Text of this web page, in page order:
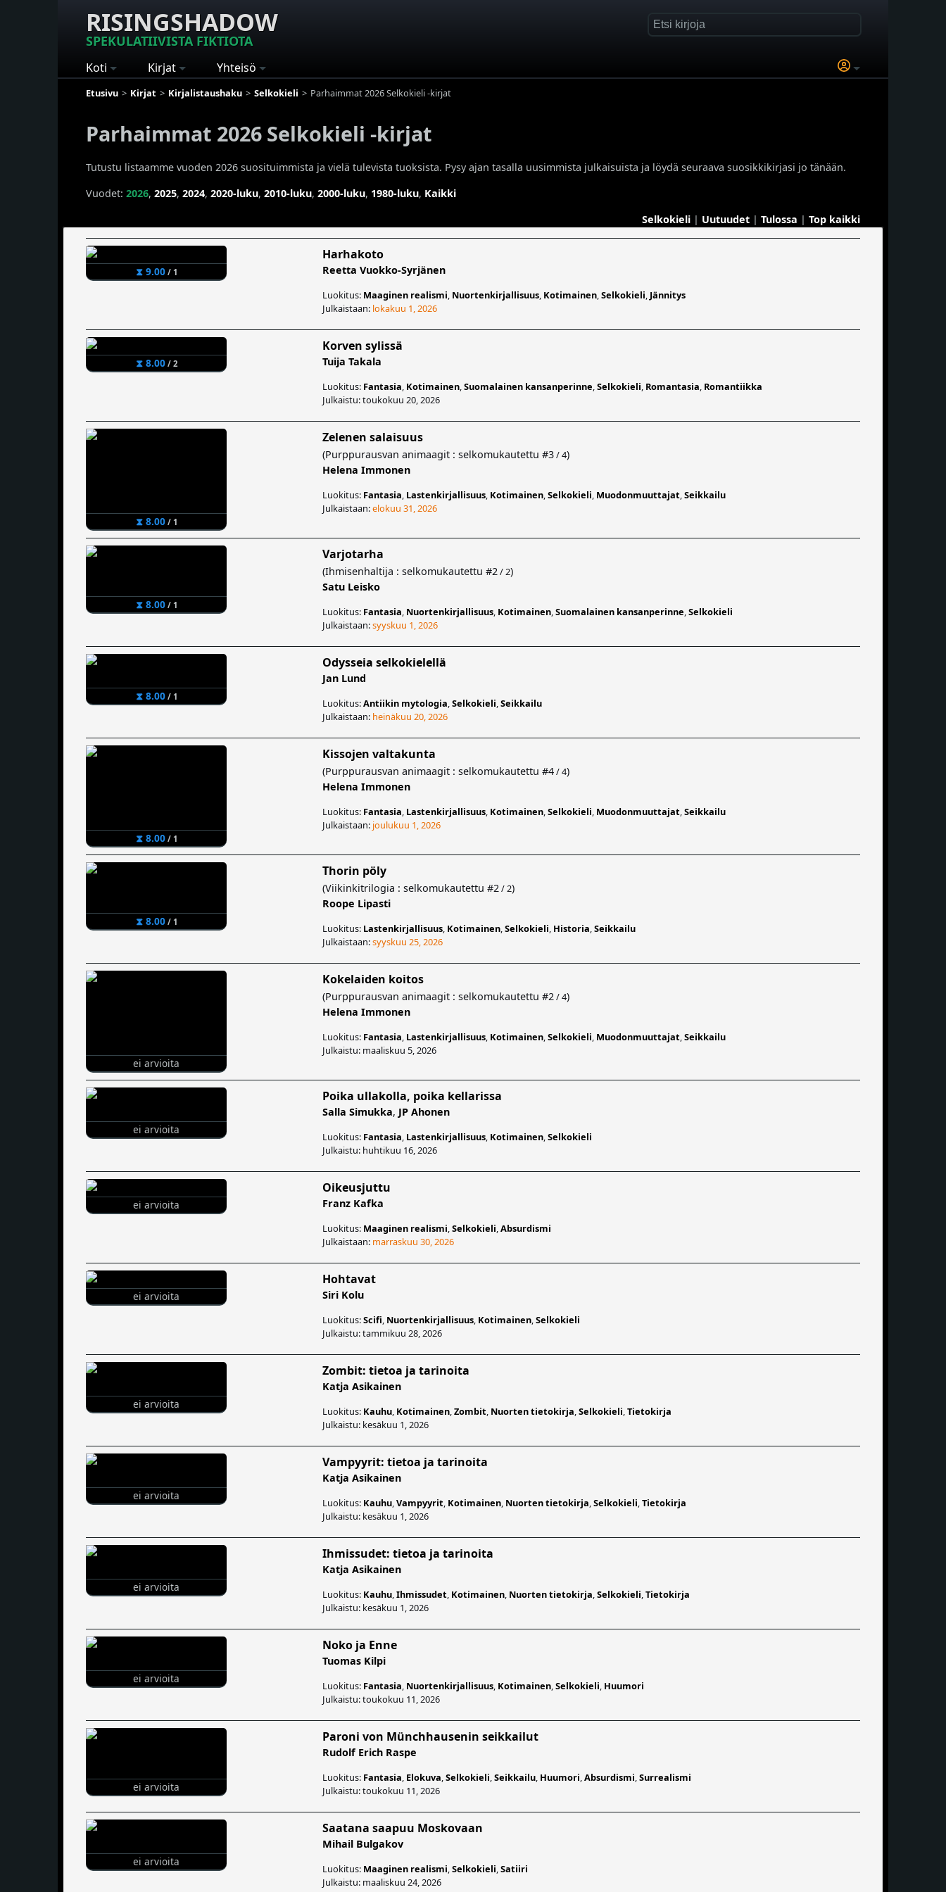
RISINGSHADOW
SPEKULATIIVISTA FIKTIOTA
Koti Kirjat Yhteisö
Etusivu Kirjat Kirjalistaushaku Selkokieli Parhaimmat 2026 Selkokieli -kirjat
Parhaimmat 2026 Selkokieli -kirjat
Tutustu listaamme vuoden 2026 suosituimmista ja vielä tulevista tuoksista. Pysy ajan tasalla uusimmista julkaisuista ja löydä seuraava suosikkikirjasi jo tänään.
Vuodet: 2026, 2025, 2024, 2020-luku, 2010-luku, 2000-luku, 1980-luku, Kaikki
Selkokieli | Uutuudet | Tulossa | Top kaikki
⧗ 9.00/ 1
Harhakoto
Reetta Vuokko-Syrjänen
Luokitus: Maaginen realismi, Nuortenkirjallisuus, Kotimainen,Selkokieli, Jännitys
Julkaistaan: lokakuu 1, 2026
⧗ 8.00/ 2
Korven sylissä
Tuija Takala
Luokitus: Fantasia, Kotimainen,Suomalainen kansanperinne,Selkokieli, Romantasia, Romantiikka
Julkaistu: toukokuu 20, 2026
⧗ 8.00/ 1
Zelenen salaisuus
(Purppurausvan animaagit : selkomukautettu #3/ 4)
Helena Immonen
Luokitus: Fantasia, Lastenkirjallisuus, Kotimainen,Selkokieli, Muodonmuuttajat,Seikkailu
Julkaistaan:elokuu 31, 2026
⧗ 8.00/ 1
Varjotarha
(Ihmisenhaltija : selkomukautettu #2 / 2)
Satu Leisko
Luokitus: Fantasia, Nuortenkirjallisuus, Kotimainen,Suomalainen kansanperinne,Selkokieli
Julkaistaan:syyskuu 1, 2026
⧗ 8.00/ 1
Odysseia selkokielellä
Jan Lund
Luokitus:Antiikin mytologia,Selkokieli,Seikkailu
Julkaistaan: heinäkuu 20, 2026
⧗ 8.00/ 1
Kissojen valtakunta
(Purppurausvan animaagit : selkomukautettu #4/ 4)
Helena Immonen
Luokitus: Fantasia, Lastenkirjallisuus, Kotimainen,Selkokieli, Muodonmuuttajat,Seikkailu
Julkaistaan: joulukuu 1, 2026
⧗ 8.00/ 1
Thorin pöly
(Viikinkitrilogia : selkomukautettu #2 / 2)
Roope Lipasti
Luokitus: Lastenkirjallisuus, Kotimainen,Selkokieli, Historia,Seikkailu
Julkaistaan:syyskuu 25, 2026
ei arvioita
Kokelaiden koitos
(Purppurausvan animaagit : selkomukautettu #2 / 4)
Helena Immonen
Luokitus: Fantasia, Lastenkirjallisuus, Kotimainen,Selkokieli, Muodonmuuttajat,Seikkailu
Julkaistu: maaliskuu 5, 2026
ei arvioita
Poika ullakolla, poika kellarissa
Salla Simukka, JP Ahonen
Luokitus: Fantasia, Lastenkirjallisuus, Kotimainen,Selkokieli
Julkaistu: huhtikuu 16, 2026
ei arvioita
Oikeusjuttu
Franz Kafka
Luokitus: Maaginen realismi,Selkokieli,Absurdismi
Julkaistaan: marraskuu 30, 2026
ei arvioita
Hohtavat
Siri Kolu
Luokitus:Scifi, Nuortenkirjallisuus, Kotimainen,Selkokieli
Julkaistu: tammikuu 28, 2026
ei arvioita
Zombit: tietoa ja tarinoita
Katja Asikainen
Luokitus: Kauhu, Kotimainen,Zombit, Nuorten tietokirja,Selkokieli,Tietokirja
Julkaistu: kesäkuu 1, 2026
ei arvioita
Vampyyrit: tietoa ja tarinoita
Katja Asikainen
Luokitus: Kauhu,Vampyyrit, Kotimainen, Nuorten tietokirja,Selkokieli,Tietokirja
Julkaistu: kesäkuu 1, 2026
ei arvioita
Ihmissudet: tietoa ja tarinoita
Katja Asikainen
Luokitus: Kauhu,Ihmissudet, Kotimainen, Nuorten tietokirja,Selkokieli,Tietokirja
Julkaistu: kesäkuu 1, 2026
ei arvioita
Noko ja Enne
Tuomas Kilpi
Luokitus: Fantasia, Nuortenkirjallisuus, Kotimainen,Selkokieli, Huumori
Julkaistu: toukokuu 11, 2026
ei arvioita
Paroni von Münchhausenin seikkailut
Rudolf Erich Raspe
Luokitus: Fantasia, Elokuva,Selkokieli,Seikkailu, Huumori,Absurdismi,Surrealismi
Julkaistu: toukokuu 11, 2026
ei arvioita
Saatana saapuu Moskovaan
Mihail Bulgakov
Luokitus: Maaginen realismi,Selkokieli,Satiiri
Julkaistu: maaliskuu 24, 2026